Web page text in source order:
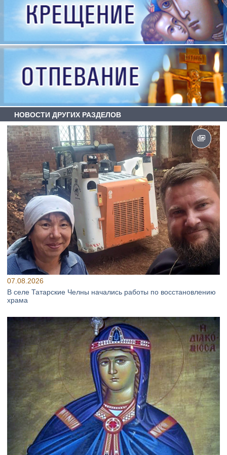
НОВОСТИ ДРУГИХ РАЗДЕЛОВ
07.08.2026
В селе Татарские Челны начались работы по восстановлению
храма